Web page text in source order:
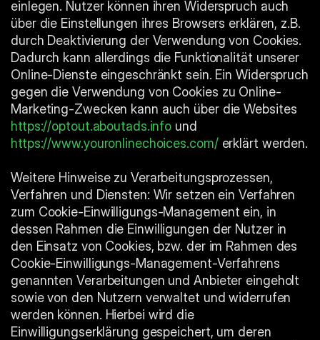
einlegen. Nutzer können ihren Widerspruch auch
über die Einstellungen ihres Browsers erklären, z.B.
durch Deaktivierung der Verwendung von Cookies.
Dadurch kann allerdings die Funktionalität unserer
Online-Dienste eingeschränkt sein. Ein Widerspruch
gegen die Verwendung von Cookies zu Online-
https://optout.aboutads.info
https://www.youronlinechoices.com/ erklärt werden.
Weitere Hinweise zu Verarbeitungsprozessen,
Verfahren und Diensten: Wir setzen ein Verfahren
zum Cookie-Einwilligungs-Management ein, in
dessen Rahmen die Einwilligungen der Nutzer in
den Einsatz von Cookies, bzw. der im Rahmen des
Cookie-Einwilligungs-Management-Verfahrens
genannten Verarbeitungen und Anbieter eingeholt
sowie von den Nutzern verwaltet und widerrufen
werden können. Hierbei wird die
Einwilligungserklärung gespeichert, um deren